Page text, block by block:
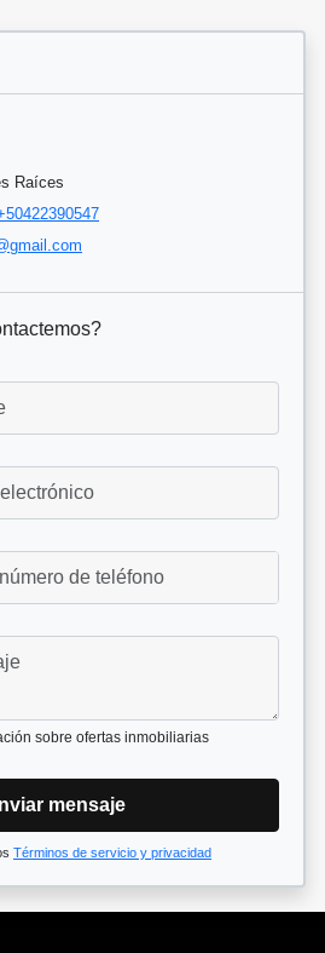
Raíces
sobre ofertas inmobiliarias
mensaje
Términos de servicio y privacidad